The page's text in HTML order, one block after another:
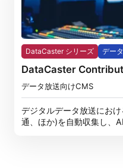
DataCaster シリーズ デー
DataCaster
データ放送向けCMS
デジタルデータ放送にお
通、ほか)を自動収集し、